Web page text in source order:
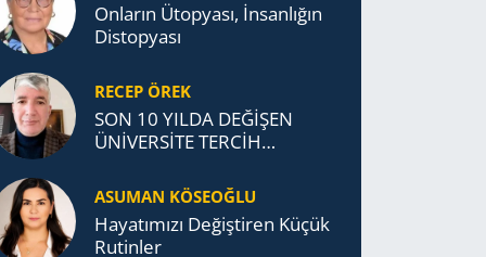
Onların Ütopyası, İnsanlığın
Distopyası
RECEP ÖREK
SON 10 YILDA DEĞİŞEN
ÜNİVERSİTE TERCİH
ASUMAN KÖSEOĞLU
Ha­ya­tı­mı­zı De­ğiş­ti­ren Küçük
Ru­tin­ler